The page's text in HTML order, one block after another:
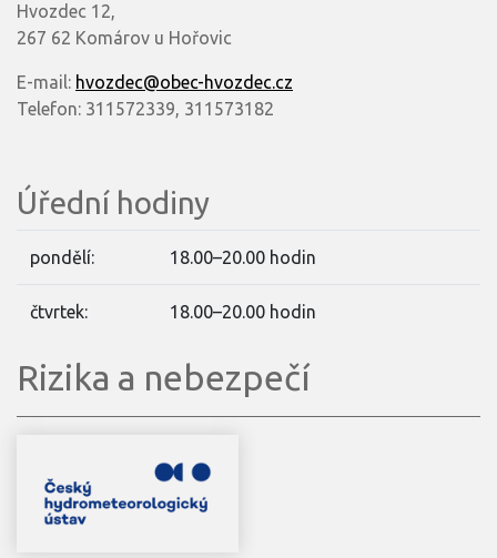
Hvozdec 12,
267 62 Komárov u Hořovic
E-mail: hvozdec@obec-hvozdec.cz
Telefon: 311572339, 311573182
Úřední hodiny
pondělí: 18.00–20.00 hodin
čtvrtek: 18.00–20.00 hodin
Rizika a nebezpečí